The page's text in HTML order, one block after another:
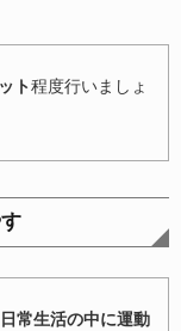
ト程度行いましょ
日常生活の中に運動